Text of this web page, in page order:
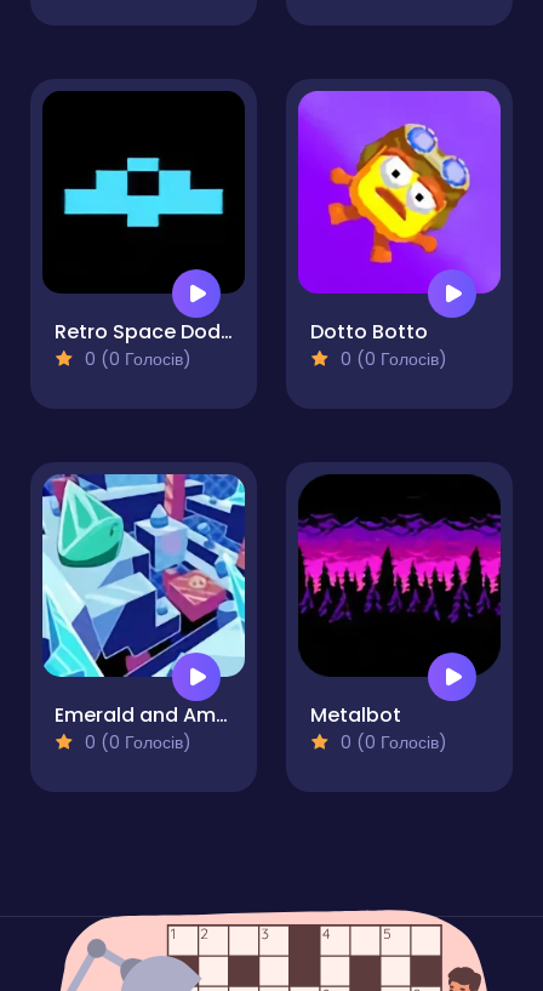
Retro Space Dodger!
0 (0 Голосів)
Dotto Botto
0 (0 Голосів)
Emerald and Amber
0 (0 Голосів)
Metalbot
0 (0 Голосів)